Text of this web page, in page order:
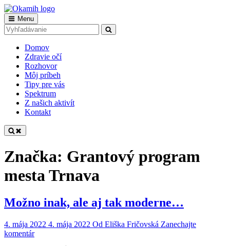
Skip
to
content
Okamih
Tvoria nevidiaci pre vidiacich
Main
Navigation
Menu
Search
for:
Domov
Zdravie očí
Rozhovor
Môj príbeh
Tipy pre vás
Spektrum
Z našich aktivít
Kontakt
Značka: Grantový program
mesta Trnava
Možno inak, ale aj tak moderne…
4. mája 2022 4. mája 2022 Od Eliška Fričovská Zanechajte
komentáron